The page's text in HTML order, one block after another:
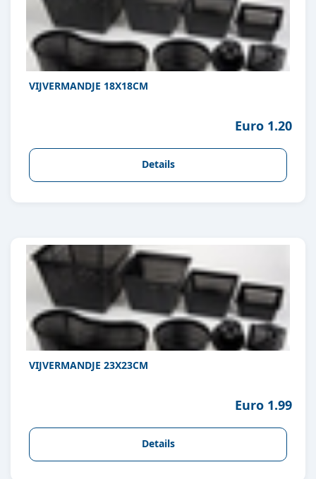
VIJVERMANDJE 18X18CM
Euro 1.20
Details
VIJVERMANDJE 23X23CM
Euro 1.99
Details